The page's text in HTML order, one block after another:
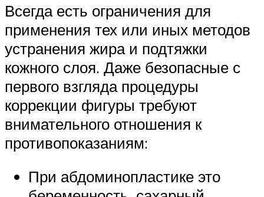
Всегда есть ограничения для
применения тех или иных методов
устранения жира и подтяжки
кожного слоя. Даже безопасные с
первого взгляда процедуры
коррекции фигуры требуют
внимательного отношения к
противопоказаниям:
При абдоминопластике это